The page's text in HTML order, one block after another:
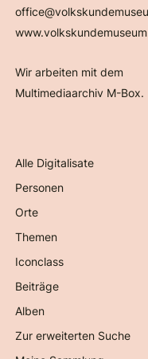
Wir arbeiten mit dem
Multimediaarchiv M-Box.
Alle Digitalisate
Personen
Orte
Themen
Iconclass
Beiträge
Alben
Zur erweiterten Suche